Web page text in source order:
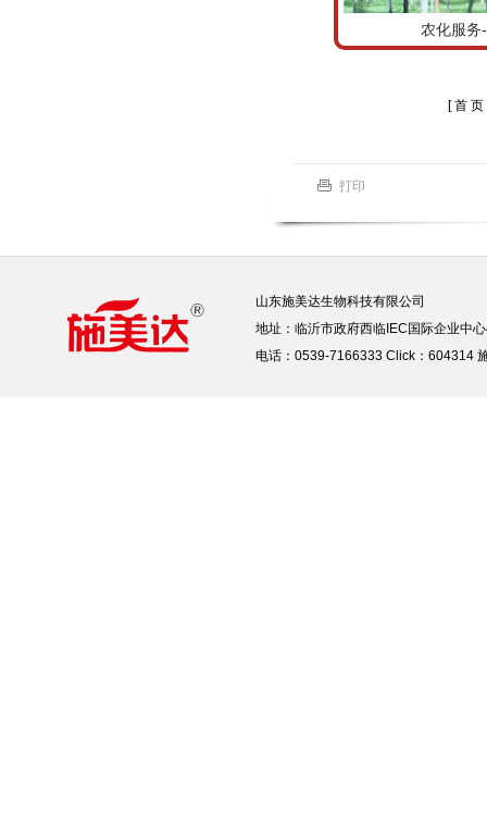
农化服务
[ 首 页
打印
山东施美达生物科技有限公司
地址：临沂市政府西临IEC国际企业中
电话：0539-7166333 Click：604314